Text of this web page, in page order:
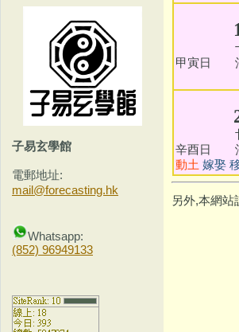
子易玄學館
電郵地址:
mail@forecasting.hk
Whatsapp:
(852) 96949133
十
甲寅日
廿
辛酉日
動土 嫁娶
另外,本網站